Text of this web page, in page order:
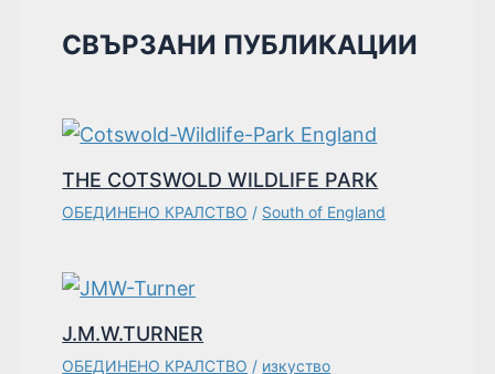
СВЪРЗАНИ ПУБЛИКАЦИИ
THE COTSWOLD WILDLIFE PARK
ОБЕДИНЕНО КРАЛСТВО / South of England
J.M.W.TURNER
ОБЕДИНЕНО КРАЛСТВО / изкуство